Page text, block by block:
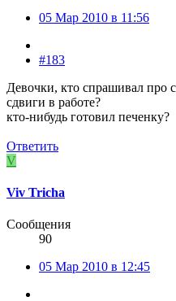
05 Мар 2010 в 11:56
#183
Девочки, кто спрашивал про
сдвиги в работе?
кто-нибудь готовил печенку?
Ответить
V
Viv Tricha
Сообщения
90
05 Мар 2010 в 12:45